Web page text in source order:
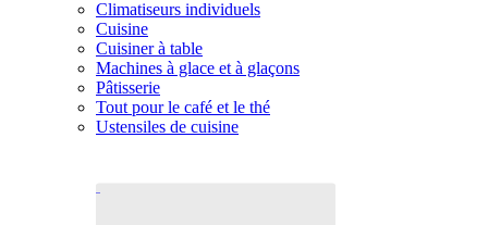
Climatiseurs individuels
Cuisine
Cuisiner à table
Machines à glace et à glaçons
Pâtisserie
Tout pour le café et le thé
Ustensiles de cuisine